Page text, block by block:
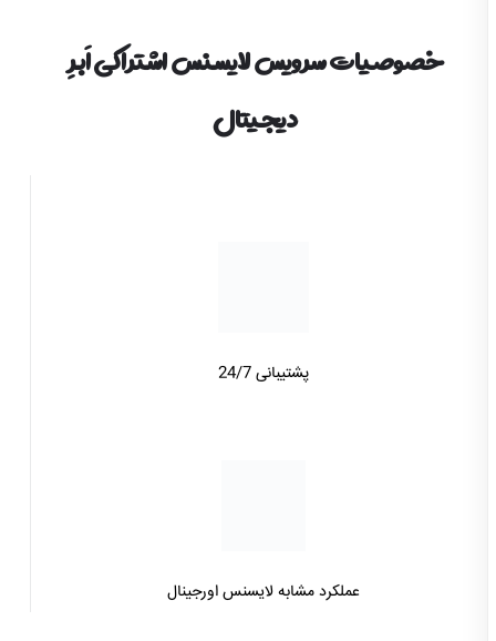
خصوصیات سرویس لایسنس اشتراکی اَبرِ
دیجیتال
پشتیبانی 24/7
عملکرد مشابه لایسنس اورجینال